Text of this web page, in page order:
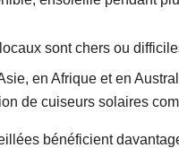
sont chers ou
en Afrique et en
de cuiseurs solaires
bénéficient